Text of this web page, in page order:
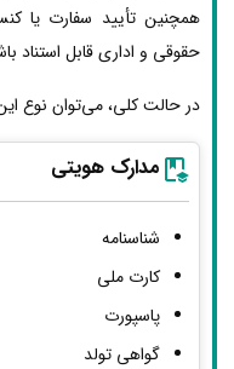
همچنین تأیید سفارت یا
حقوقی و اداری قابل استناد
در حالت کلی، می‌توان نوع
مدارک هویتی
شناسنامه
کارت ملی
پاسپورت
گواهی تولد